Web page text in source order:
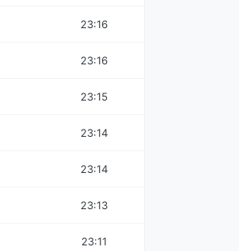
23:16
23:16
23:15
23:14
23:14
23:13
23:11